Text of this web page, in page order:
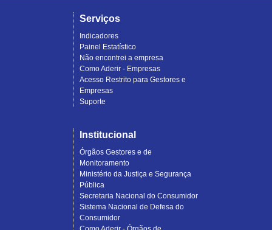
Serviços
Indicadores
Painel Estatístico
Não encontrei a empresa
Como Aderir - Empresas
Acesso Restrito para Gestores e
Empresas
Suporte
Institucional
Órgãos Gestores e de
Monitoramento
Ministério da Justiça e Segurança
Pública
Secretaria Nacional do Consumidor
Sistema Nacional de Defesa do
Consumidor